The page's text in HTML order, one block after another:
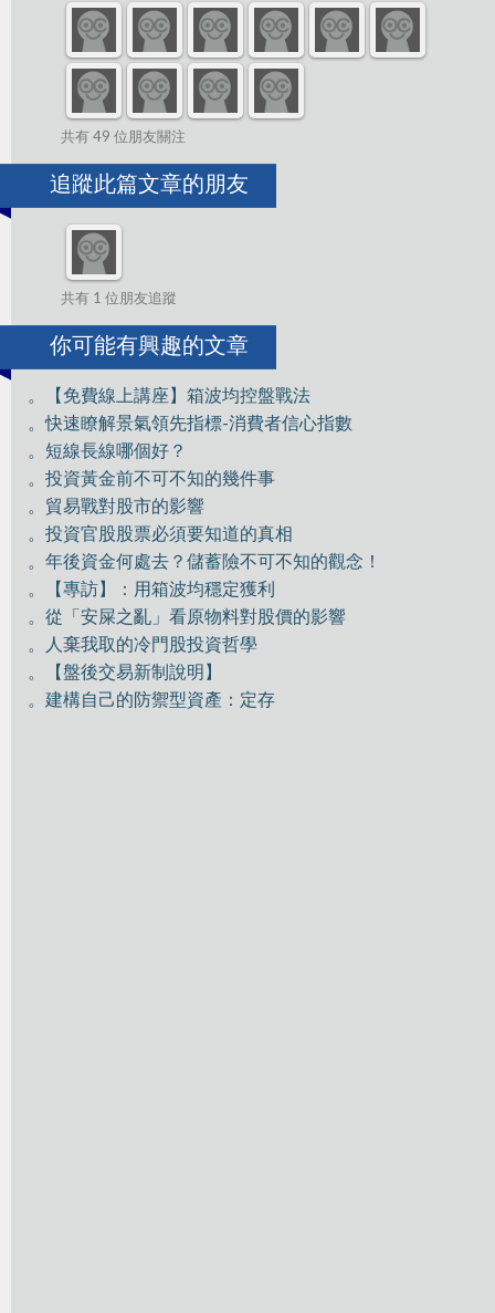
共有 49 位朋友關注
追蹤此篇文章的朋友
共有 1 位朋友追蹤
你可能有興趣的文章
。【免費線上講座】箱波均控盤戰法
。快速瞭解景氣領先指標-消費者信心指數
。短線長線哪個好？
。投資黃金前不可不知的幾件事
。貿易戰對股市的影響
。投資官股股票必須要知道的真相
。年後資金何處去？儲蓄險不可不知的觀念！
。【專訪】：用箱波均穩定獲利
。從「安屎之亂」看原物料對股價的影響
。人棄我取的冷門股投資哲學
。【盤後交易新制說明】
。建構自己的防禦型資產：定存